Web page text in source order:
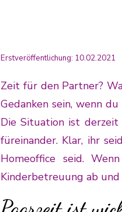
Erstveröffentlichung: 10.02.2021
Zeit für den Partner?
Gedanken sein, wenn
Die Situation ist
füreinander. Klar, ihr
Homeoffice seid.
Kinderbetreuung ab